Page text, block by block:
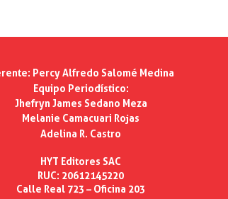
Percy Alfredo Salomé Medina
Equipo Periodístico:
Jhefryn James Sedano Meza
Melanie Camacuari Rojas
Adelina R. Castro
HYT Editores SAC
RUC: 20612145220
Calle Real 723 – Oficina 203